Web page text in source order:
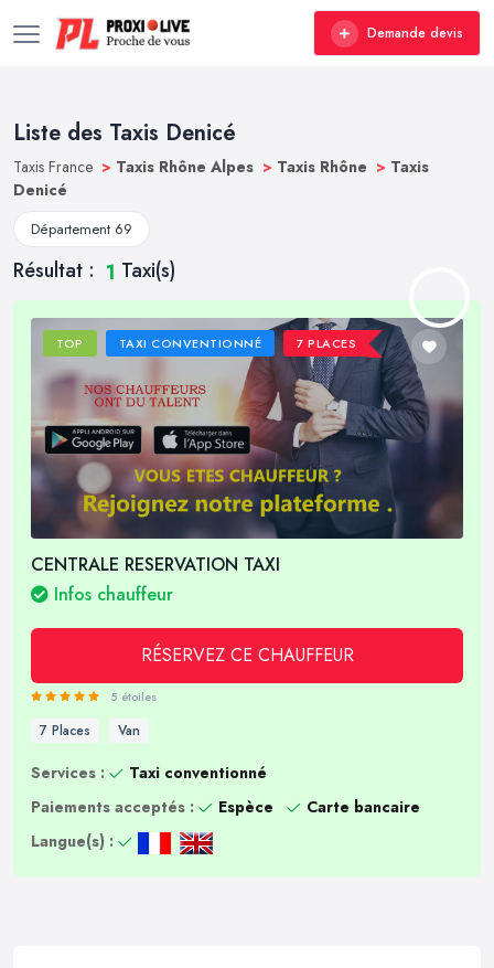
Demande devis
Liste des Taxis Denicé
Taxis France > Taxis Rhône Alpes > Taxis Rhône > Taxis
Denicé
Département 69
Résultat : 1 Taxi(s)
TOP TAXI CONVENTIONNÉ 7 PLACES
CENTRALE RESERVATION TAXI
Infos chauffeur
RÉSERVEZ CE CHAUFFEUR
5 étoiles
7 Places Van
Services :
Taxi conventionné
Paiements acceptés :
Espèce
Carte bancaire
Langue(s) :